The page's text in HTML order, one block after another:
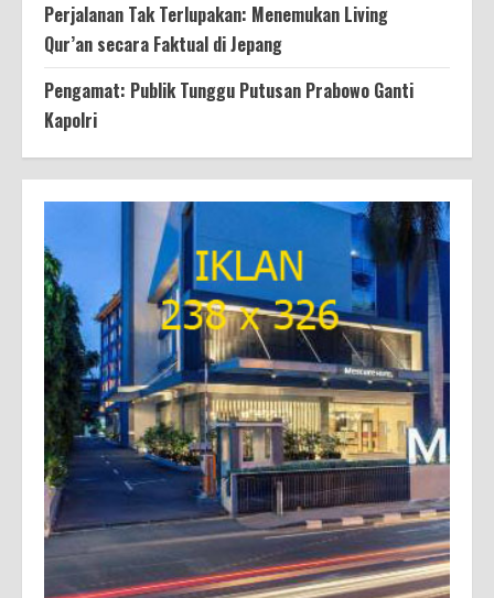
Perjalanan Tak Terlupakan: Menemukan Living
Qur’an secara Faktual di Jepang
Pengamat: Publik Tunggu Putusan Prabowo Ganti
Kapolri